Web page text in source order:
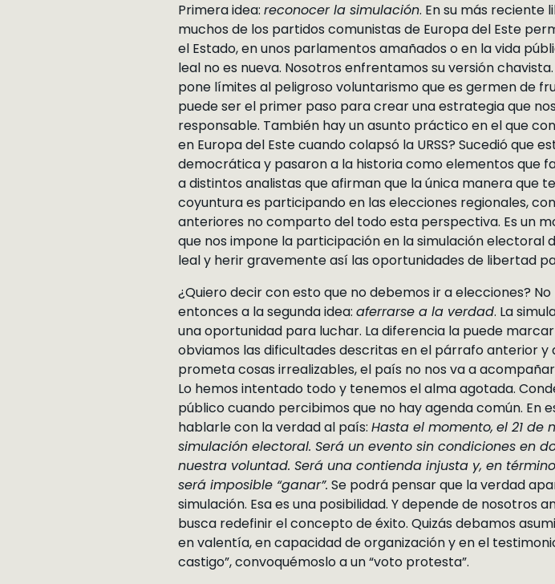
Primera idea: reconocer la simulación. En su más reciente
muchos de los partidos comunistas de Europa del Este
el Estado, en unos parlamentos amañados o en la vida
leal no es nueva. Nosotros enfrentamos su versión
pone límites al peligroso voluntarismo que es germen de
puede ser el primer paso para crear una estrategia que
responsable. También hay un asunto práctico en el que
en Europa del Este cuando colapsó la URSS? Sucedió que
democrática y pasaron a la historia como elementos que
a distintos analistas que afirman que la única manera que
coyuntura es participando en las elecciones regionales,
anteriores no comparto del todo esta perspectiva. Es un
que nos impone la participación en la simulación electoral
leal y herir gravemente así las oportunidades de libertad
¿Quiero decir con esto que no debemos ir a elecciones?
entonces a la segunda idea: aferrarse a la verdad. La
una oportunidad para luchar. La diferencia la puede
obviamos las dificultades descritas en el párrafo anterior y
prometa cosas irrealizables, el país no nos va a
Lo hemos intentado todo y tenemos el alma agotada.
público cuando percibimos que no hay agenda común. En
hablarle con la verdad al país: Hasta el momento, el 21 de
simulación electoral. Será un evento sin condiciones en
nuestra voluntad. Será una contienda injusta y, en
será imposible “ganar”. Se podrá pensar que la verdad
simulación. Esa es una posibilidad. Y depende de
busca redefinir el concepto de éxito. Quizás debamos
en valentía, en capacidad de organización y en el
castigo”, convoquémoslo a un “voto protesta”.